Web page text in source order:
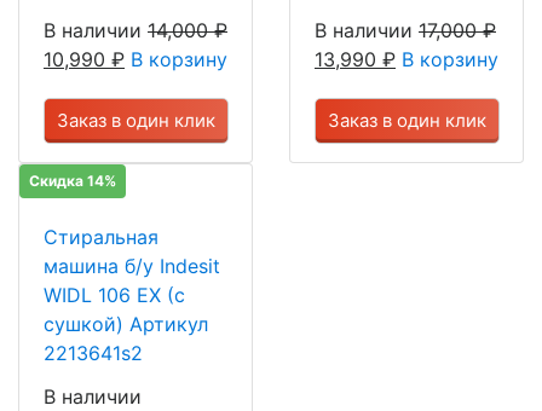
В наличии 14,000₽
10,990 ₽ В корзину
Заказ в один клик
В наличии 17,000₽
13,990 ₽ В корзину
Заказ в один клик
Скидка 14%
Стиральная
машина б/у Indesit
WIDL 106 EX (с
сушкой) Артикул
2213641s2
В наличии